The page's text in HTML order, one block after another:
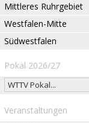
Mittleres Ruhrgebiet
Westfalen-Mitte
Südwestfalen
Pokal 2026/27
Veranstaltungen